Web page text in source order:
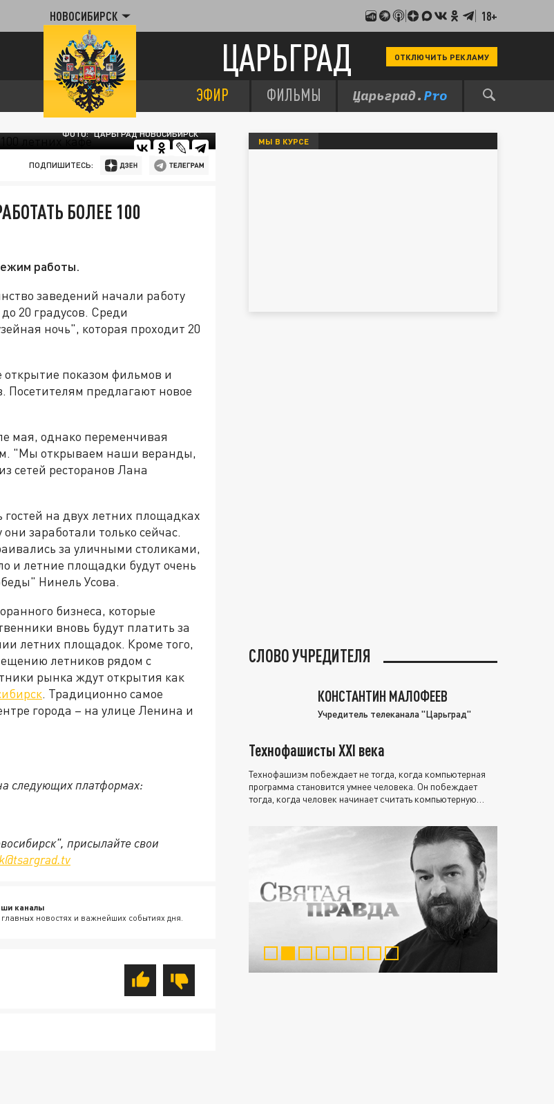
НОВОСИБИРСК 18+
ЦАРЬГРАД ОТКЛЮЧИТЬ РЕКЛАМУ
ЭФИР ФИЛЬМЫ
ФОТО: "ЦАРЬГРАД НОВОСИБИРСК"
ПОДПИШИТЕСЬ:
БОЛЕЕ 100
работы.
заведений начали работу
20 градусов. Среди
ночь", которая проходит 20
показом фильмов и
предлагают новое
мая, однако переменчивая
"Мы открываем наши веранды,
сетей ресторанов Лана
на двух летних площадках
заработали только сейчас.
за уличными столиками,
и летние площадки будут очень
Нинель Усова.
бизнеса, которые
вновь будут платить за
летних площадок. Кроме того,
летников рядом с
рынка ждут открытия как
. Традиционно самое
города – на улице Ленина и
следующих платформах:
присылайте свои
каналы
новостях и важнейших событиях дня.
МЫ В КУРСЕ
СЛОВО УЧРЕДИТЕЛЯ
КОНСТАНТИН МАЛОФЕЕВ
Учредитель телеканала "Царьград"
Технофашисты XXI века
Технофашизм побеждает не тогда, когда компьютерная
программа становится умнее человека. Он побеждает
тогда, когда человек начинает считать компьютерную